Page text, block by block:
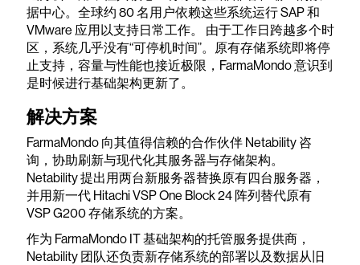
据中心。全球约 80 名用户依赖这些系统运行 SAP 和
VMware 应用以支持日常工作。 由于工作日跨越多个时
区，系统几乎没有“可停机时间”。原有存储系统即将停
止支持，容量与性能也接近极限，FarmaMondo 意识到
是时候进行基础架构更新了。
解决方案
FarmaMondo 向其值得信赖的合作伙伴 Netability 咨
询，协助刷新与现代化其服务器与存储架构。
Netability 提出用两台新服务器替换原有四台服务器，
并用新一代 Hitachi VSP One Block 24 阵列替代原有
VSP G200 存储系统的方案。
作为 FarmaMondo IT 基础架构的托管服务提供商，
Netability 团队还负责新存储系统的部署以及数据从旧